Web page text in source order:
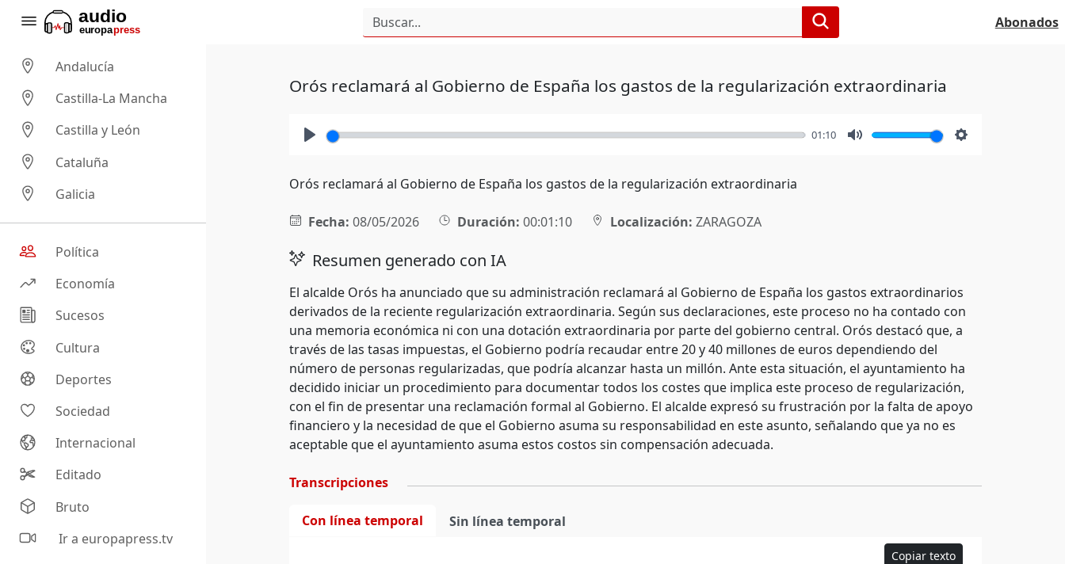
Abonados
Andalucía
Castilla-La Mancha
Castilla y León
Cataluña
Galicia
Política
Economía
Sucesos
Cultura
Deportes
Sociedad
Internacional
Editado
Bruto
Ir a europapress.tv
Orós reclamará al Gobierno de España los gastos de la regularización extraordinaria
01:10
Orós reclamará al Gobierno de España los gastos de la regularización extraordinaria
Fecha: 08/05/2026 Duración: 00:01:10 Localización: ZARAGOZA
Resumen generado con IA
El alcalde Orós ha anunciado que su administración reclamará al Gobierno de España los gastos extraordinarios
derivados de la reciente regularización extraordinaria. Según sus declaraciones, este proceso no ha contado con
una memoria económica ni con una dotación extraordinaria por parte del gobierno central. Orós destacó que, a
través de las tasas impuestas, el Gobierno podría recaudar entre 20 y 40 millones de euros dependiendo del
número de personas regularizadas, que podría alcanzar hasta un millón. Ante esta situación, el ayuntamiento ha
decidido iniciar un procedimiento para documentar todos los costes que implica este proceso de regularización,
con el fin de presentar una reclamación formal al Gobierno. El alcalde expresó su frustración por la falta de apoyo
financiero y la necesidad de que el Gobierno asuma su responsabilidad en este asunto, señalando que ya no es
aceptable que el ayuntamiento asuma estos costos sin compensación adecuada.
Transcripciones
Con línea temporal Sin línea temporal
Copiar texto